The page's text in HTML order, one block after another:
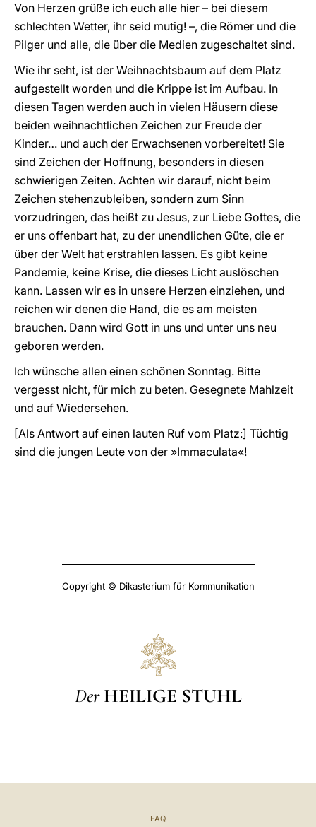
Von Herzen grüße ich euch alle hier – bei diesem
schlechten Wetter, ihr seid mutig! –, die Römer und die
Pilger und alle, die über die Medien zugeschaltet sind.
Wie ihr seht, ist der Weihnachtsbaum auf dem Platz
aufgestellt worden und die Krippe ist im Aufbau. In
diesen Tagen werden auch in vielen Häusern diese
beiden weihnachtlichen Zeichen zur Freude der
Kinder… und auch der Erwachsenen vorbereitet! Sie
sind Zeichen der Hoffnung, besonders in diesen
schwierigen Zeiten. Achten wir darauf, nicht beim
Zeichen stehenzubleiben, sondern zum Sinn
vorzudringen, das heißt zu Jesus, zur Liebe Gottes, die
er uns offenbart hat, zu der unendlichen Güte, die er
über der Welt hat erstrahlen lassen. Es gibt keine
Pandemie, keine Krise, die dieses Licht auslöschen
kann. Lassen wir es in unsere Herzen einziehen, und
reichen wir denen die Hand, die es am meisten
brauchen. Dann wird Gott in uns und unter uns neu
geboren werden.
Ich wünsche allen einen schönen Sonntag. Bitte
vergesst nicht, für mich zu beten. Gesegnete Mahlzeit
und auf Wiedersehen.
[Als Antwort auf einen lauten Ruf vom Platz:] Tüchtig
sind die jungen Leute von der »Immaculata«!
Copyright © Dikasterium für Kommunikation
Der HEILIGE STUHL
FAQ